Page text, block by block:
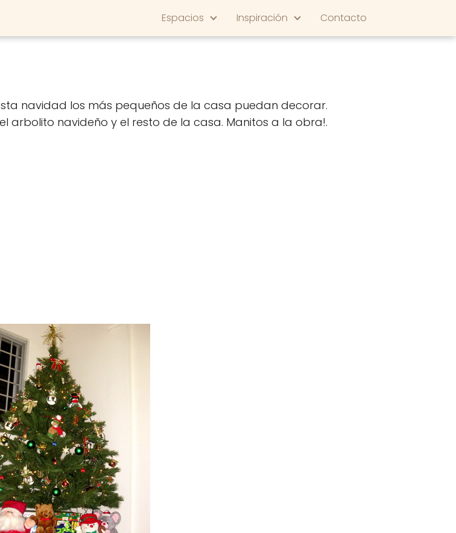
Espacios Inspiración Contacto
navidad los más pequeños de la casa puedan decorar.
arbolito navideño y el resto de la casa. Manitos a la obra!.